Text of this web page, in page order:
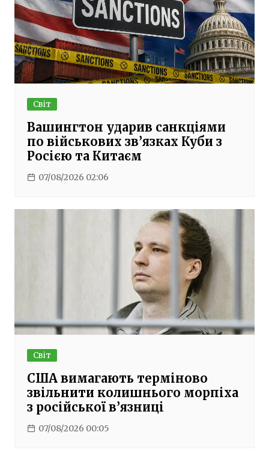
Світ
Вашингтон ударив санкціями
по військових зв’язках Куби з
Росією та Китаєм
07/08/2026 02:06
Світ
США вимагають терміново
звільнити колишнього морпіха
з російської в’язниці
07/08/2026 00:05